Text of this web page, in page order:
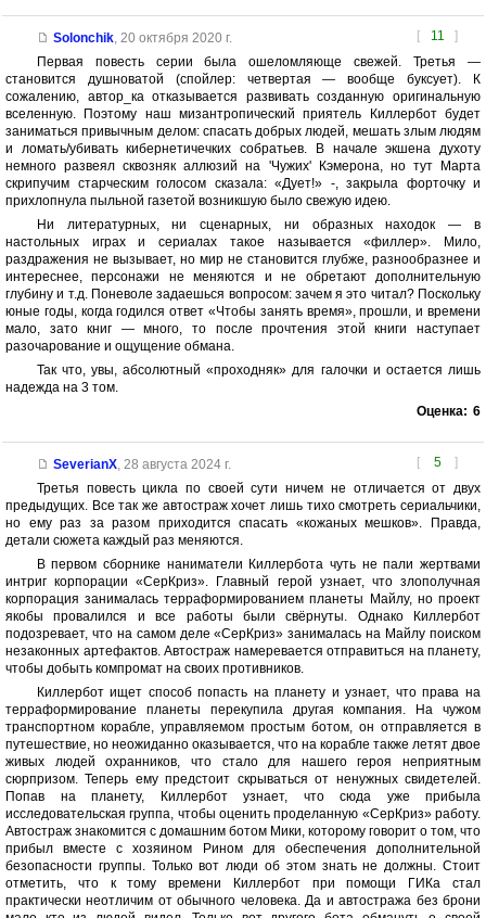
[ 11 ]
Solonchik, 20 октября 2020 г.
Первая повесть серии была ошеломляюще свежей. Третья —
становится душноватой (спойлер: четвертая — вообще буксует). К
сожалению, автор_ка отказывается развивать созданную оригинальную
вселенную. Поэтому наш мизантропический приятель Киллербот будет
заниматься привычным делом: спасать добрых людей, мешать злым людям
и ломать/убивать кибернетичечких собратьев. В начале экшена духоту
немного развеял сквозняк аллюзий на 'Чужих' Кэмерона, но тут Марта
скрипучим старческим голосом сказала: «Дует!» -, закрыла форточку и
прихлопнула пыльной газетой возникшую было свежую идею.
Ни литературных, ни сценарных, ни образных находок — в
настольных играх и сериалах такое называется «филлер». Мило,
раздражения не вызывает, но мир не становится глубже, разнообразнее и
интереснее, персонажи не меняются и не обретают дополнительную
глубину и т.д. Поневоле задаешься вопросом: зачем я это читал? Поскольку
юные годы, когда годился ответ «Чтобы занять время», прошли, и времени
мало, зато книг — много, то после прочтения этой книги наступает
разочарование и ощущение обмана.
Так что, увы, абсолютный «проходняк» для галочки и остается лишь
надежда на 3 том.
Оценка: 6
[ 5 ]
SeverianX, 28 августа 2024 г.
Третья повесть цикла по своей сути ничем не отличается от двух
предыдущих. Все так же автостраж хочет лишь тихо смотреть сериальчики,
но ему раз за разом приходится спасать «кожаных мешков». Правда,
детали сюжета каждый раз меняются.
В первом сборнике наниматели Киллербота чуть не пали жертвами
интриг корпорации «СерКриз». Главный герой узнает, что злополучная
корпорация занималась терраформированием планеты Майлу, но проект
якобы провалился и все работы были свёрнуты. Однако Киллербот
подозревает, что на самом деле «СерКриз» занималась на Майлу поиском
незаконных артефактов. Автостраж намеревается отправиться на планету,
чтобы добыть компромат на своих противников.
Киллербот ищет способ попасть на планету и узнает, что права на
терраформирование планеты перекупила другая компания. На чужом
транспортном корабле, управляемом простым ботом, он отправляется в
путешествие, но неожиданно оказывается, что на корабле также летят двое
живых людей охранников, что стало для нашего героя неприятным
сюрпризом. Теперь ему предстоит скрываться от ненужных свидетелей.
Попав на планету, Киллербот узнает, что сюда уже прибыла
исследовательская группа, чтобы оценить проделанную «СерКриз» работу.
Автостраж знакомится с домашним ботом Мики, которому говорит о том, что
прибыл вместе с хозяином Рином для обеспечения дополнительной
безопасности группы. Только вот люди об этом знать не должны. Стоит
отметить, что к тому времени Киллербот при помощи ГИКа стал
практически неотличим от обычного человека. Да и автостража без брони